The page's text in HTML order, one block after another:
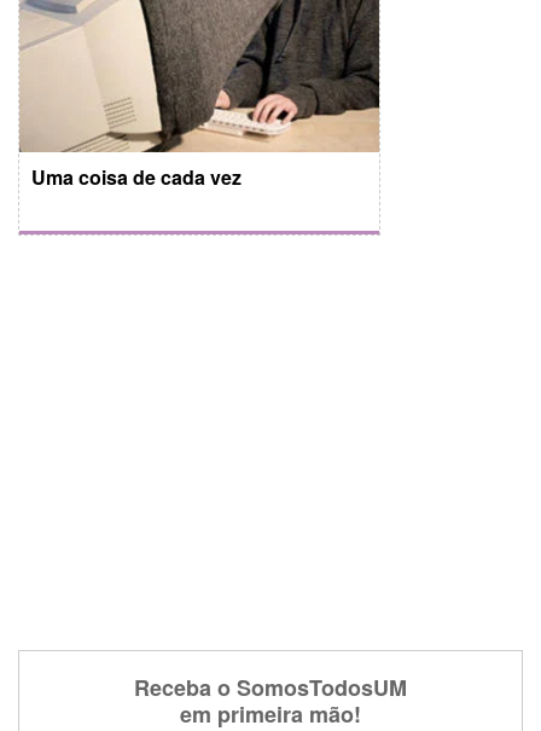
Uma coisa de cada vez
Receba o SomosTodosUM
em primeira mão!